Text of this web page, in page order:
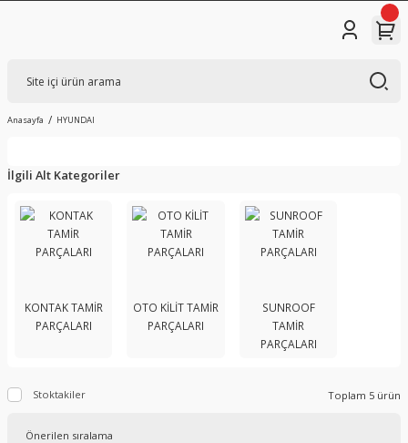
Anasayfa HYUNDAI
İlgili Alt Kategoriler
KONTAK TAMİR
PARÇALARI
OTO KİLİT TAMİR
PARÇALARI
SUNROOF
TAMİR
PARÇALARI
Stoktakiler Toplam 5 ürün